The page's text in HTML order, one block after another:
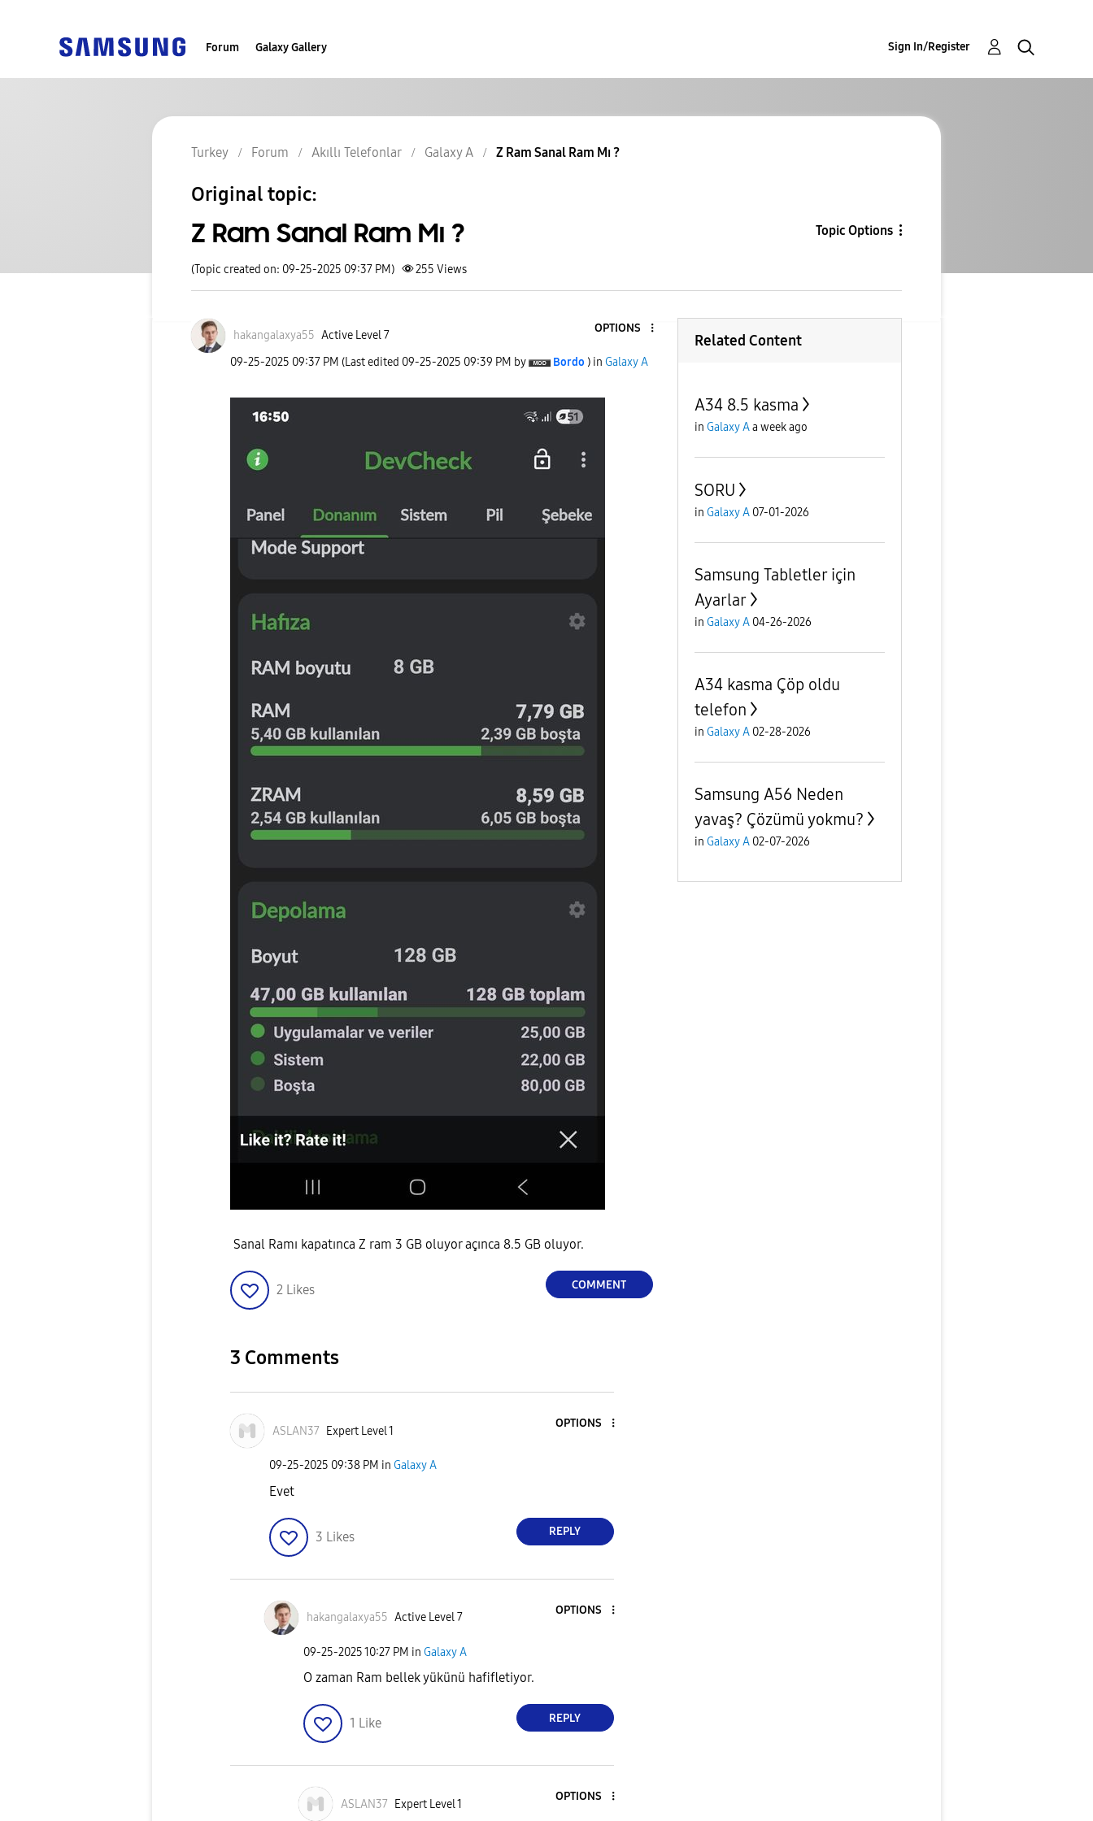
Forum Galaxy Gallery Sign In/Register
Turkey Forum Akıllı Telefonlar Galaxy A Z Ram Sanal Ram Mı ?
Original topic:
Z Ram Sanal Ram Mı ? Topic Options
(Topic created on: 09-25-2025 09:37 PM) 255 Views
hakangalaxya55 Active Level 7
OPTIONS
‎09-25-2025 09:37 PM (Last edited ‎09-25-2025 09:39 PM by Bordo ) in Galaxy A
Sanal Ramı kapatınca Z ram 3 GB oluyor açınca 8.5 GB oluyor.
2 Likes COMMENT
3 Comments
ASLAN37 Expert Level 1
OPTIONS
‎09-25-2025 09:38 PM in Galaxy A
Evet
3 Likes REPLY
hakangalaxya55 Active Level 7
OPTIONS
‎09-25-202510:27 PM in Galaxy A
O zaman Ram bellek yükünü hafifletiyor.
1 Like REPLY
ASLAN37 Expert Level 1
OPTIONS
Related Content
A34 8.5 kasma
in Galaxy Aa week ago
SORU
in Galaxy A 07-01-2026
Samsung Tabletler için
Ayarlar
in Galaxy A 04-26-2026
A34 kasma Çöp oldu
telefon
in Galaxy A 02-28-2026
Samsung A56 Neden
yavaş? Çözümü yokmu?
in Galaxy A 02-07-2026